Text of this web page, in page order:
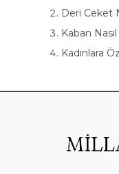
Deri Ceket
Kaban
Kadınlara